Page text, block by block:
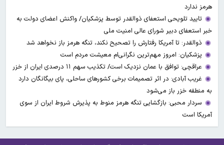
هرمز ندارد
تایید تلویحی استعفای ذوالقدر توسط پزشکیان/ واکنش اعضای دولت به
خبر استعفای دبیر شورای عالی امنیت ملی
ذوالقدر: تا آمریکا رفتارش را تصحیح نکند، تنگه هرمز باز نخواهد شد
پزشکیان: امروز مهم‌ترین نگرانی‌ام معیشت مردم است
عراقچی: توافق با عمان نزدیک است/ تکذیب سهم ۱۱ درصدی ایران از خزر
غریب آبادی: در اثر تصمیمات برخی کشورهای ساحلی، پای بیگانگان دارد
به منطقه خزر باز می‌شود
سردار محبی: بازگشایی تنگه هرمز منوط به پذیرش شروط ایران از سوی
آمریکا است